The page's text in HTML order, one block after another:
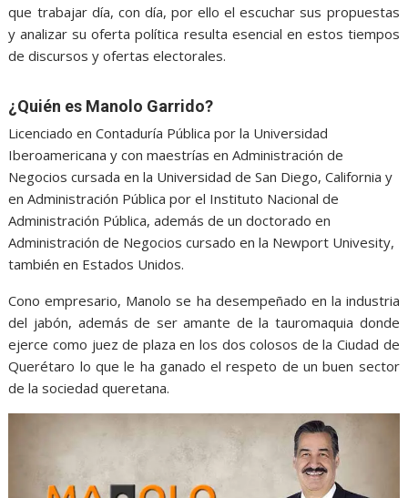
que trabajar día, con día, por ello el escuchar sus propuestas
y analizar su oferta política resulta esencial en estos tiempos
de discursos y ofertas electorales.
¿Quién es Manolo Garrido?
Licenciado en Contaduría Pública por la Universidad
Iberoamericana y con maestrías en Administración de
Negocios cursada en la Universidad de San Diego, California y
en Administración Pública por el Instituto Nacional de
Administración Pública, además de un doctorado en
Administración de Negocios cursado en la Newport Univesity,
también en Estados Unidos.
Cono empresario, Manolo se ha desempeñado en la industria
del jabón, además de ser amante de la tauromaquia donde
ejerce como juez de plaza en los dos colosos de la Ciudad de
Querétaro lo que le ha ganado el respeto de un buen sector
de la sociedad queretana.